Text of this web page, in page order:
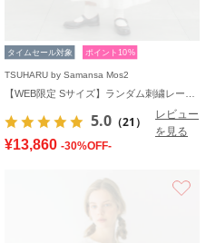
タイムセール対象 ポイント10%
TSUHARU by Samansa Mos2
5.0 （21）
レビュー
を見る
¥13,860 -30%OFF-